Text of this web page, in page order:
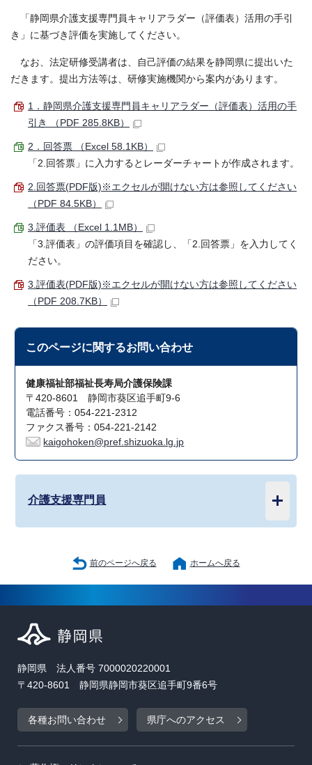
「静岡県介護支援専門員キャリアラダー（評価表）活用の手引
き」に基づき評価を実施してください。
なお、法定研修受講者は、自己評価の結果を静岡県に提出いた
だきます。提出方法等は、研修実施機関から案内があります。
1．静岡県介護支援専門員キャリアラダー（評価表）活用の手
引き （PDF 285.8KB）
2．回答票 （Excel 58.1KB）
「2.回答票」に入力するとレーダーチャートが作成されます。
2.回答票(PDF版)※エクセルが開けない方は参照してください
（PDF 84.5KB）
3.評価表 （Excel 1.1MB）
「3.評価表」の評価項目を確認し、「2.回答票」を入力してく
ださい。
3.評価表(PDF版)※エクセルが開けない方は参照してください
（PDF 208.7KB）
このページに関するお問い合わせ
健康福祉部福祉長寿局介護保険課
〒420-8601 静岡市葵区追手町9-6
電話番号：054-221-2312
ファクス番号：054-221-2142
kaigohoken@pref.shizuoka.lg.jp
介護支援専門員
前のページへ戻る ホームへ戻る
静岡県 法人番号 7000020220001
〒420-8601 静岡県静岡市葵区追手町9番6号
各種お問い合わせ 県庁へのアクセス